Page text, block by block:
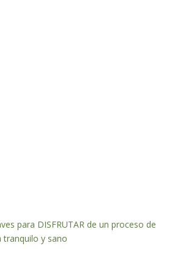
para DISFRUTAR de un proceso de
tranquilo y sano